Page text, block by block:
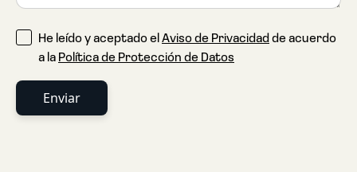
He leído y aceptado el Aviso de Privacidad de acuerdo
a la Política de Protección de Datos